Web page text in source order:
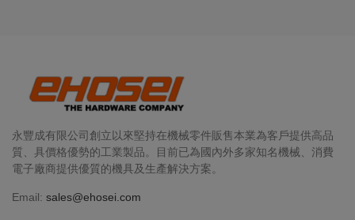
永豐成有限公司創立以來堅持在機械零件販售本業為客戶提供高品
質、具價格優勢的工業製品。目前已為國內外多家知名機械、消費
電子廠商提供優質的機具及生產解決方案。
Email: sales@ehosei.com